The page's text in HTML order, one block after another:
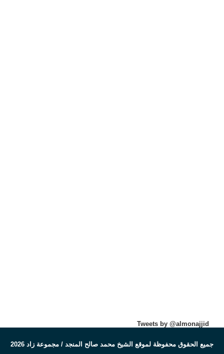
Tweets by @almonajjid
جميع الحقوق محفوظة لموقع الشيخ محمد صالح المنجد / مجموعة زاد 2026